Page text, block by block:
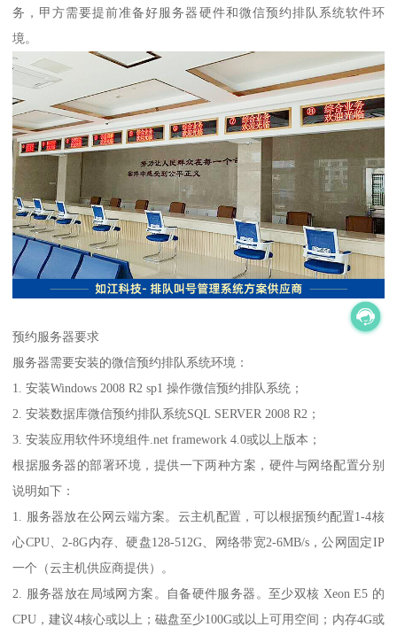
务，甲方需要提前准备好服务器硬件和微信预约排队系统软件环
境。
预约服务器要求
服务器需要安装的微信预约排队系统环境：
1. 安装Windows 2008 R2 sp1 操作微信预约排队系统；
2. 安装数据库微信预约排队系统SQL SERVER 2008 R2；
3. 安装应用软件环境组件.net framework 4.0或以上版本；
根据服务器的部署环境，提供一下两种方案，硬件与网络配置分别
说明如下：
1. 服务器放在公网云端方案。云主机配置，可以根据预约配置1-4核
心CPU、2-8G内存、硬盘128-512G、网络带宽2-6MB/s，公网固定IP
一个（云主机供应商提供）。
2. 服务器放在局域网方案。自备硬件服务器。至少双核 Xeon E5 的
CPU，建议4核心或以上；磁盘至少100G或以上可用空间；内存4G或